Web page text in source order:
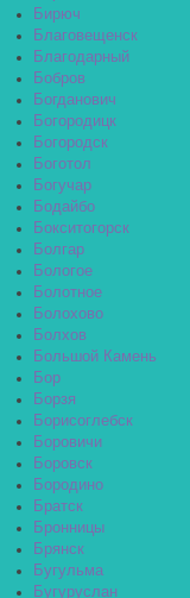
Бирюч
Благовещенск
Благодарный
Бобров
Богданович
Богородицк
Богородск
Боготол
Богучар
Бодайбо
Бокситогорск
Болгар
Бологое
Болотное
Болохово
Болхов
Большой Камень
Бор
Борзя
Борисоглебск
Боровичи
Боровск
Бородино
Братск
Бронницы
Брянск
Бугульма
Бугуруслан